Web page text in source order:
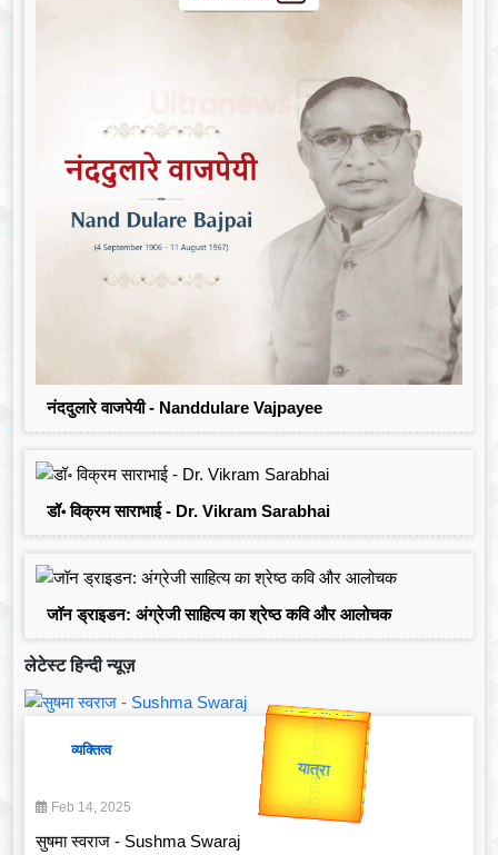
नंददुलारे वाजपेयी - Nanddulare Vajpayee
डॉ॰ विक्रम साराभाई - Dr. Vikram Sarabhai
जॉन ड्राइडन: अंग्रेजी साहित्य का श्रेष्ठ कवि और आलोचक
लेटेस्ट हिन्दी न्यूज़
व्यक्तित्व
Feb 14, 2025
सुषमा स्वराज - Sushma Swaraj
Valentine's
Gold Rate